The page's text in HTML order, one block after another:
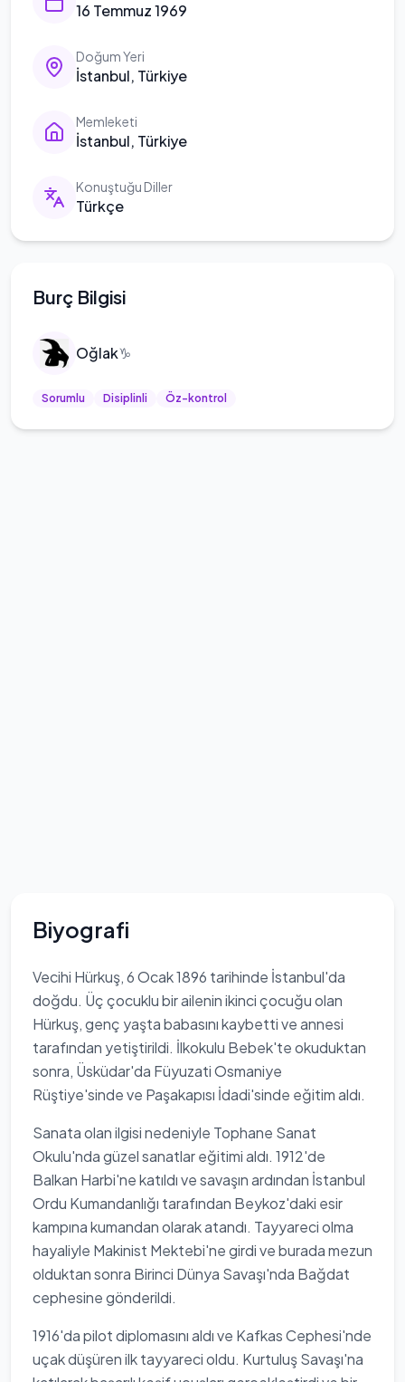
16 Temmuz 1969
Doğum Yeri
İstanbul, Türkiye
Memleketi
İstanbul, Türkiye
Konuştuğu Diller
Türkçe
Burç Bilgisi
Oğlak♑
Sorumlu Disiplinli Öz-kontrol
Biyografi
Vecihi Hürkuş, 6 Ocak 1896 tarihinde İstanbul'da
doğdu. Üç çocuklu bir ailenin ikinci çocuğu olan
Hürkuş, genç yaşta babasını kaybetti ve annesi
tarafından yetiştirildi. İlkokulu Bebek'te okuduktan
sonra, Üsküdar'da Füyuzati Osmaniye
Rüştiye'sinde ve Paşakapısı İdadi'sinde eğitim aldı.
Sanata olan ilgisi nedeniyle Tophane Sanat
Okulu'nda güzel sanatlar eğitimi aldı. 1912'de
Balkan Harbi'ne katıldı ve savaşın ardından İstanbul
Ordu Kumandanlığı tarafından Beykoz'daki esir
kampına kumandan olarak atandı. Tayyareci olma
hayaliyle Makinist Mektebi'ne girdi ve burada mezun
olduktan sonra Birinci Dünya Savaşı'nda Bağdat
cephesine gönderildi.
1916'da pilot diplomasını aldı ve Kafkas Cephesi'nde
uçak düşüren ilk tayyareci oldu. Kurtuluş Savaşı'na